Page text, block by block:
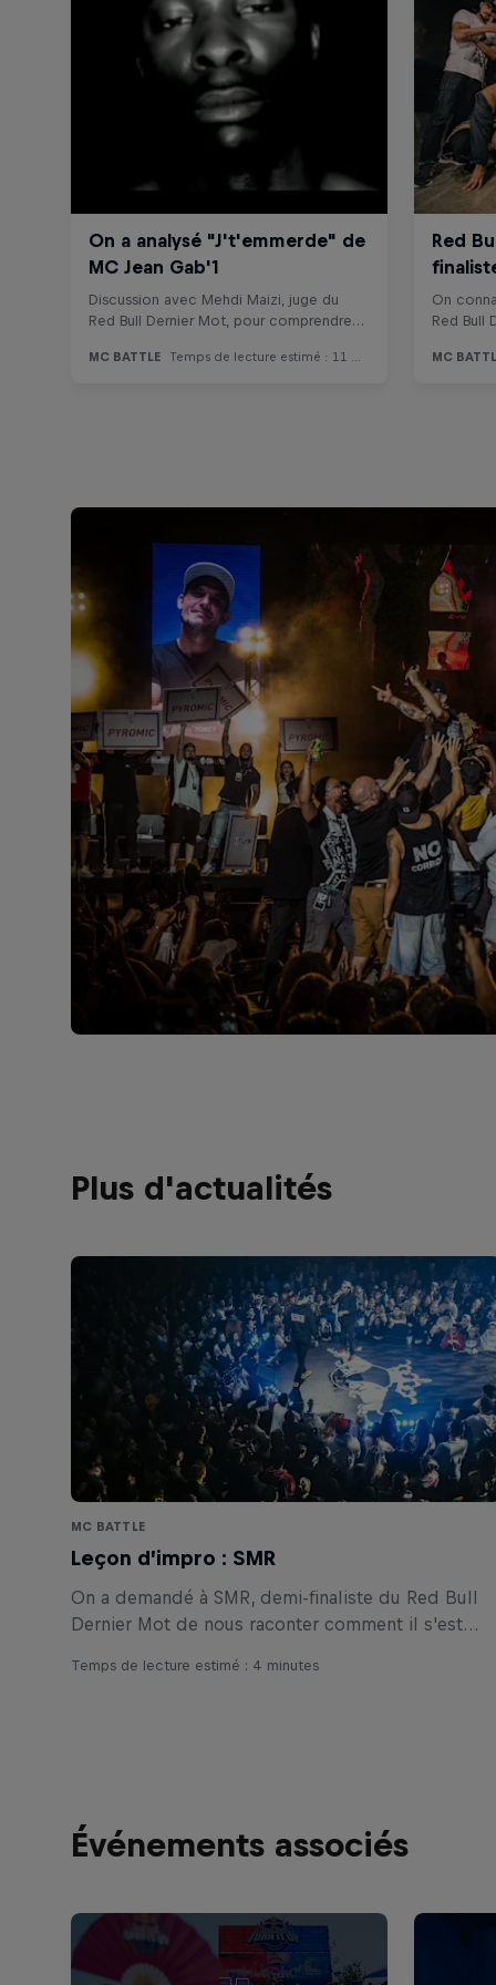
Plus d'actualités
MC BATTLE
Leçon d’impro : SMR
On a demandé à SMR, demi-finaliste du Red Bull
Dernier Mot de nous raconter comment il s'est
Temps de lecture estimé : 4 minutes
Événements associés